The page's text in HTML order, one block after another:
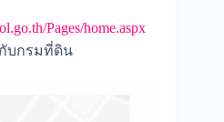
Pages/home.aspx
กับกรมที่ดิน